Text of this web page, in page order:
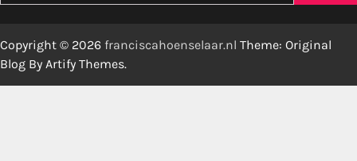
Copyright © 2026 franciscahoenselaar.nl Theme: Original
Blog By Artify Themes.